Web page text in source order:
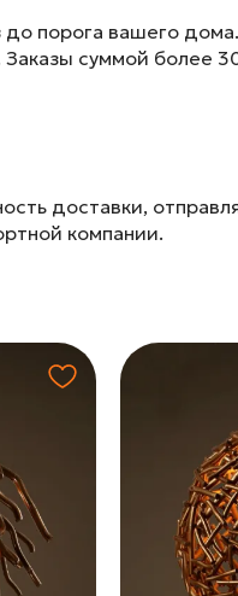
порога вашего
суммой более
доставки,
компании.